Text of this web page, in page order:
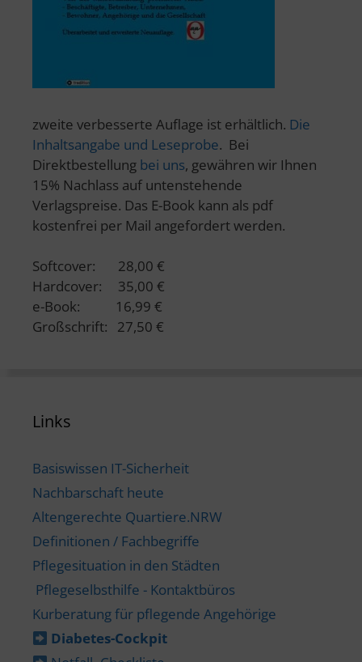
zweite verbesserte Auflage ist erhältlich. Die
Inhaltsangabe und Leseprobe. Bei
Direktbestellung bei uns, gewähren wir Ihnen
15% Nachlass auf untenstehende
Verlagspreise. Das E-Book kann als pdf
kostenfrei per Mail angefordert werden.
Softcover: 28,00 €
Hardcover: 35,00 €
e-Book: 16,99 €
Großschrift: 27,50 €
Links
Basiswissen IT-Sicherheit
Nachbarschaft heute
Altengerechte Quartiere.NRW
Definitionen / Fachbegriffe
Pflegesituation in den Städten
Pflegeselbsthilfe - Kontaktbüros
Kurberatung für pflegende Angehörige
Diabetes-​Cockpit